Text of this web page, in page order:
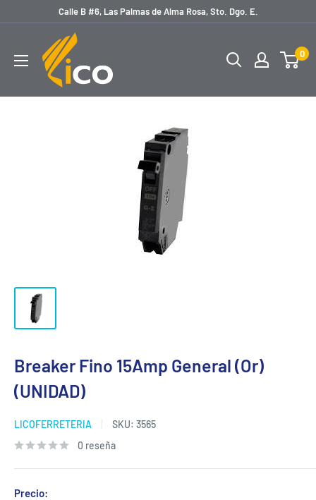
contenido
Calle B #6, Las Palmas de Alma Rosa, Sto. Dgo. E.
licoferreteria
0
Breaker Fino 15Amp General (Or)
(UNIDAD)
LICOFERRETERIA SKU: 3565
0 reseña
Precio: